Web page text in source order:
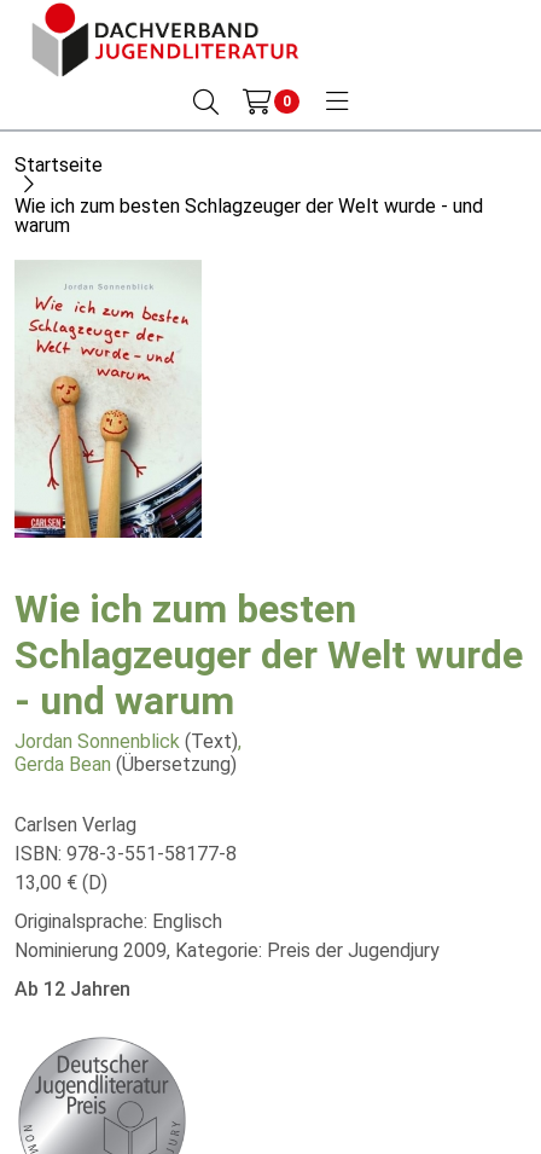
0
Startseite
Wie ich zum besten Schlagzeuger der Welt wurde - und
warum
Wie ich zum besten
Schlagzeuger der Welt wurde
- und warum
Jordan Sonnenblick (Text),
Gerda Bean (Übersetzung)
Carlsen Verlag
ISBN: 978-3-551-58177-8
13,00 € (D)
Originalsprache: Englisch
Nominierung 2009, Kategorie: Preis der Jugendjury
Ab 12 Jahren